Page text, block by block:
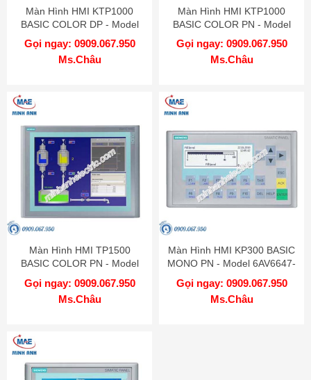
Màn Hình HMI KTP1000
BASIC COLOR DP - Model
6AV6647-0AE11-3AX0
Gọi ngay: 0909.067.950
Ms.Châu
Màn Hình HMI KTP1000
BASIC COLOR PN - Model
6AV6647-0AF11-3AX0
Gọi ngay: 0909.067.950
Ms.Châu
Màn Hình HMI TP1500
BASIC COLOR PN - Model
6AV6647-0AG11-3AX0
Gọi ngay: 0909.067.950
Ms.Châu
Màn Hình HMI KP300 BASIC
MONO PN - Model 6AV6647-
0AH11-3AX0
Gọi ngay: 0909.067.950
Ms.Châu